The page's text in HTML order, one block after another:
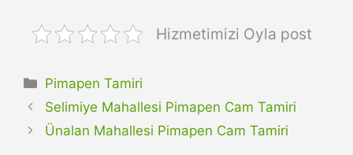
Hizmetimizi Oyla post
Kategoriler
Pimapen Tamiri
Selimiye Mahallesi Pimapen Cam Tamiri
Ünalan Mahallesi Pimapen Cam Tamiri